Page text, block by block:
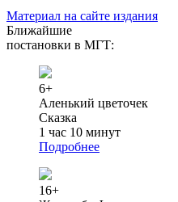
Материал на сайте издания
Ближайшие
постановки в МГТ:
6+
Аленький цветочек
Сказка
1 час 10 минут
Подробнее
16+